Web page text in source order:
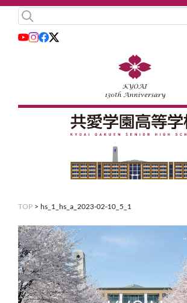
TOP > hs_1_hs_a_2023-02-10_5_1